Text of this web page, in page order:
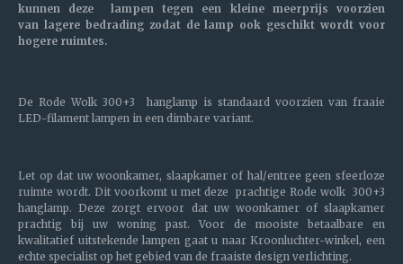
kunnen deze lampen tegen een kleine meerprijs voorzien
van lagere bedrading zodat de lamp ook geschikt wordt voor
hogere ruimtes.
De Rode Wolk 300+3 hanglamp is standaard voorzien van fraaie
LED-filament lampen in een dimbare variant.
Let op dat uw woonkamer, slaapkamer of hal/entree geen sfeerloze
ruimte wordt. Dit voorkomt u met deze prachtige Rode wolk 300+3
hanglamp. Deze zorgt ervoor dat uw woonkamer of slaapkamer
prachtig bij uw woning past. Voor de mooiste betaalbare en
kwalitatief uitstekende lampen gaat u naar Kroonluchter-winkel, een
echte specialist op het gebied van de fraaiste design verlichting.